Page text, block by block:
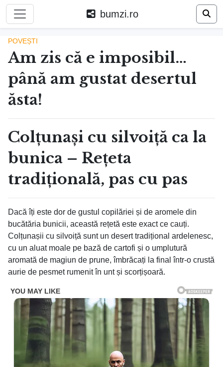
bumzi.ro
POVEȘTI
Am zis că e imposibil…
până am gustat desertul
ăsta!
Colțunași cu silvoiță ca la
bunica – Rețeta
tradițională, pas cu pas
Dacă îți este dor de gustul copilăriei și de aromele din
bucătăria bunicii, această rețetă este exact ce cauți.
Colțunașii cu silvoiță sunt un desert tradițional ardelenesc,
cu un aluat moale pe bază de cartofi și o umplutură
aromată de magiun de prune, îmbrăcați la final într-o crustă
aurie de pesmet rumenit în unt și scorțișoară.